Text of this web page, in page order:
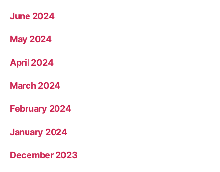
June 2024
May 2024
April 2024
March 2024
February 2024
January 2024
December 2023